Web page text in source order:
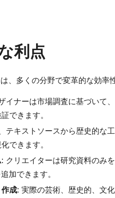
利点
、多くの分野で変革的な効率
イナーは市場調査に基づいて
できます。
テキストソースから歴史的な
できます。
: クリエイターは研究資料のみ
加できます。
成: 実際の芸術、歴史的、文